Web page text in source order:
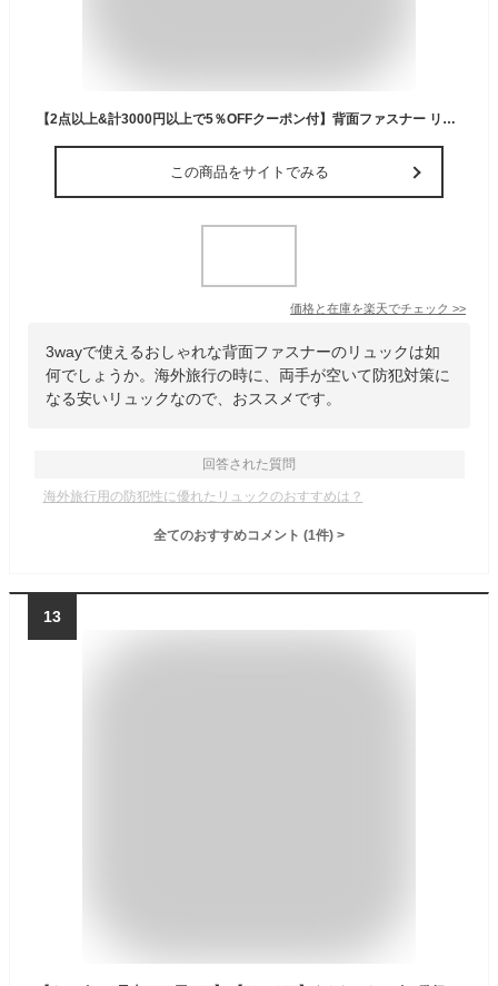
【2点以上&計3000円以上で5％OFFクーポン付】背面ファスナー リュック 防犯 通販 レディース 海外旅行 ショルダーバッグ 2way 肩掛け バックパック おしゃれ 通勤 通学 大人 可愛い シンプル かわいい きれいめ 母の日 プレゼント 敬老の日 ギフト バック 鞄
この商品をサイトでみる
価格と在庫を楽天でチェック >>
3wayで使えるおしゃれな背面ファスナーのリュックは如
何でしょうか。海外旅行の時に、両手が空いて防犯対策に
なる安いリュックなので、おススメです。
回答された質問
海外旅行用の防犯性に優れたリュックのおすすめは？
全てのおすすめコメント (1件) >
13